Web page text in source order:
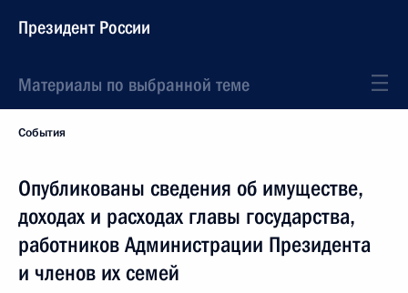
Президент России
Материалы по выбранной теме
События
Опубликованы сведения об имуществе,
доходах и расходах главы государства,
работников Администрации Президента
и членов их семей